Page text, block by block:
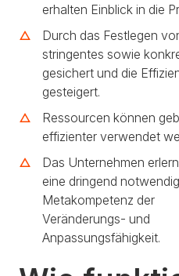
erhalten Einblick in die
Durch das Festlegen
stringentes sowie
gesichert und die
gesteigert.
Ressourcen können
effizienter verwendet
Das Unternehmen
eine dringend
Metakompetenz der
Veränderungs- und
Anpassungsfähigkeit.